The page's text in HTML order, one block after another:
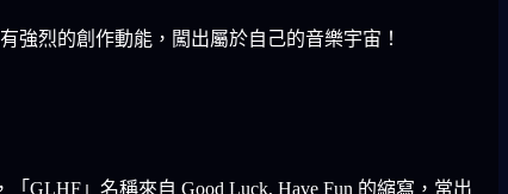
強烈的創作動能，闖出屬於自己的音樂宇宙！
GLHF」名稱來自 Good Luck, Have Fun 的縮寫，常出